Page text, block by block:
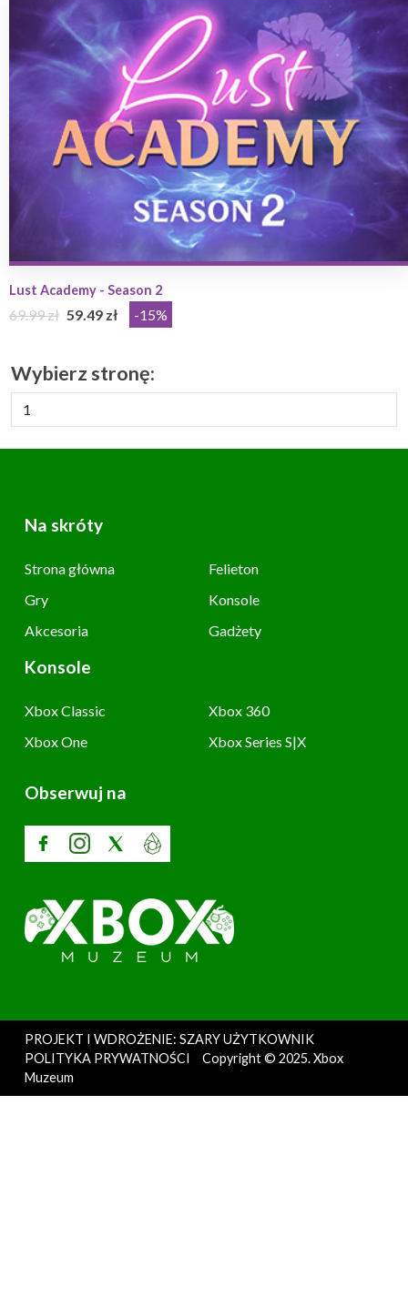
Lust Academy - Season 2
69.99 zł 59.49 zł -15%
Wybierz stronę:
Na skróty
Strona główna
Felieton
Gry
Konsole
Akcesoria
Gadżety
Konsole
Xbox Classic
Xbox 360
Xbox One
Xbox Series S|X
Obserwuj na
PROJEKT I WDROŻENIE: SZARY UŻYTKOWNIK
POLITYKA PRYWATNOŚCI
Copyright © 2025. Xbox
Muzeum